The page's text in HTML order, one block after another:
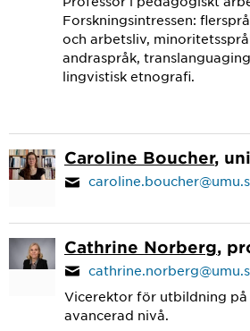
Forskningsintressen:
och arbetsliv,
andraspråk,
lingvistisk etnografi.
Caroline Boucher,
Cathrine Norberg,
Vicerektor för utbildning på
avancerad nivå.